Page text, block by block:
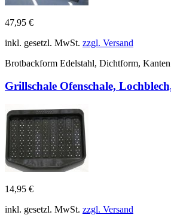
47,95 €
inkl. gesetzl. MwSt. zzgl. Versand
Brotbackform Edelstahl, Dichtform,
Grillschale Ofenschale,
14,95 €
inkl. gesetzl. MwSt. zzgl. Versand